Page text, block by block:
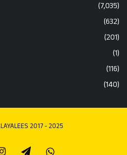
(7,035)
(632)
(201)
(1)
(116)
(140)
2017 - 2025
InstagramTelegramWhatsapp